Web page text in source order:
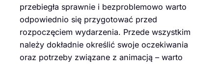
przebiegła sprawnie i bezproblemowo warto
odpowiednio się przygotować przed
rozpoczęciem wydarzenia. Przede wszystkim
należy dokładnie określić swoje oczekiwania
oraz potrzeby związane z animacją – warto